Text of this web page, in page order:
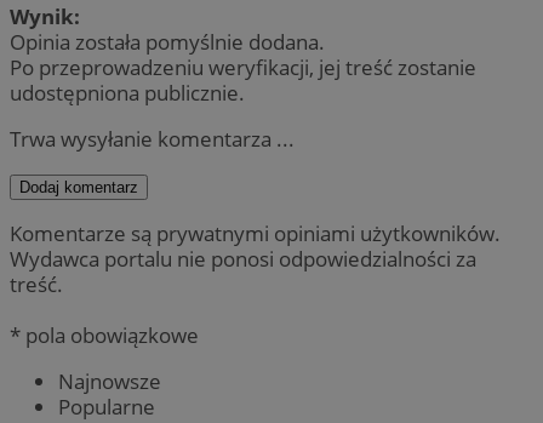
Wynik:
Opinia została pomyślnie dodana.
Po przeprowadzeniu weryfikacji, jej treść zostanie
udostępniona publicznie.
Trwa wysyłanie komentarza ...
Dodaj komentarz
Komentarze są prywatnymi opiniami użytkowników.
Wydawca portalu nie ponosi odpowiedzialności za
treść.
* pola obowiązkowe
Najnowsze
Popularne